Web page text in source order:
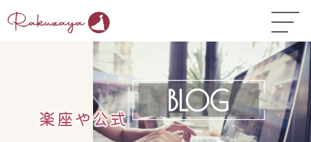
TOP
はじめての方へ
コース料金
よくある質問
楽座や公式